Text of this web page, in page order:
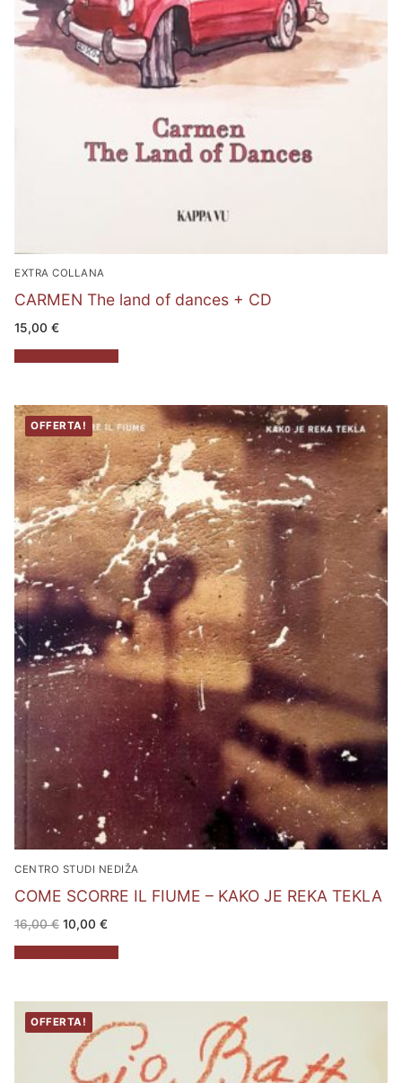
EXTRA COLLANA
CARMEN The land of dances + CD
15,00 €
OFFERTA!
CENTRO STUDI NEDIŽA
COME SCORRE IL FIUME – KAKO JE REKA TEKLA
16,00€ Il
prezzo
originale
era:
10,00 €Il
attuale
è:
OFFERTA!